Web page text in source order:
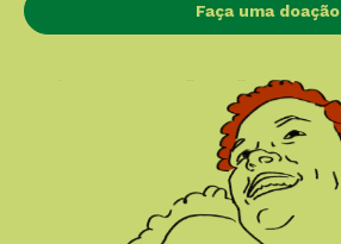
Faça uma doação